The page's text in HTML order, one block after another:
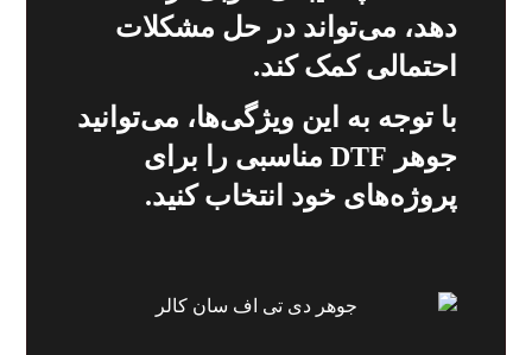
دهد، می‌تواند در حل مشکلات
احتمالی کمک کند.
با توجه به این ویژگی‌ها، می‌توانید
جوهر DTF مناسبی را برای
پروژه‌های خود انتخاب کنید.